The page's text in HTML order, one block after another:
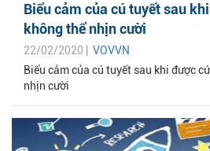
Biểu cảm của cú tuyết sau
không thể nhịn cười
22/02/2020 | VOVVN
Biểu cảm của cú tuyết sau khi được
nhịn cười